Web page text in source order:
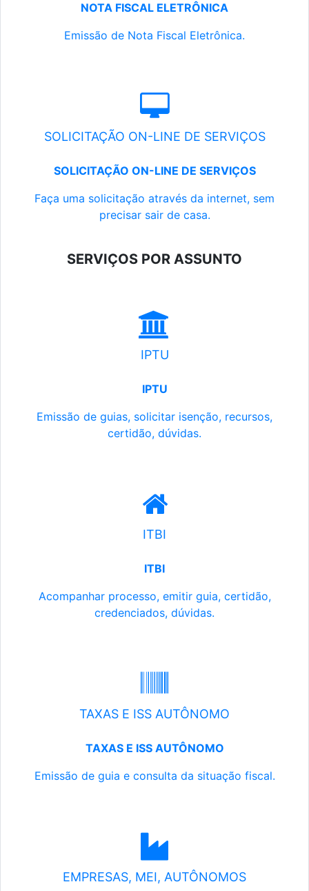
NOTA FISCAL ELETRÔNICA
Emissão de Nota Fiscal Eletrônica.
SOLICITAÇÃO ON-LINE DE SERVIÇOS
SOLICITAÇÃO ON-LINE DE SERVIÇOS
Faça uma solicitação através da internet, sem
precisar sair de casa.
SERVIÇOS POR ASSUNTO
IPTU
IPTU
Emissão de guias, solicitar isenção, recursos,
certidão, dúvidas.
ITBI
ITBI
Acompanhar processo, emitir guia, certidão,
credenciados, dúvidas.
TAXAS E ISS AUTÔNOMO
TAXAS E ISS AUTÔNOMO
Emissão de guia e consulta da situação fiscal.
EMPRESAS, MEI, AUTÔNOMOS